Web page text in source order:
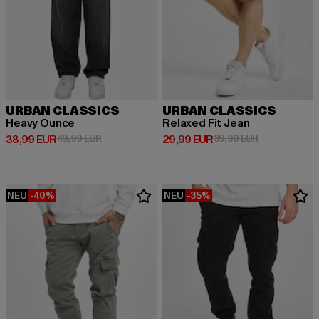
URBAN CLASSICS
Heavy Ounce
38,99 EUR
Derzeitiger Preis: 38,99 EUR
49,99 EURAktionspreis: 49,99 EUR
URBAN CLASSICS
Relaxed Fit Jean
29,99 EUR
Derzeitiger Preis: 29,99 EUR
39,99 EURAktionspreis:
NEU -40% NEU -35%